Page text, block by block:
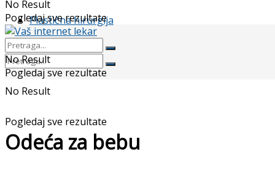
Plastična hirurgija
No Result
Pogledaj sve rezultate
No Result
Pogledaj sve rezultate
No Result
Pogledaj sve rezultate
Odeća za bebu